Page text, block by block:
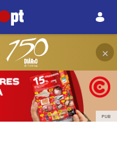
×
PUB